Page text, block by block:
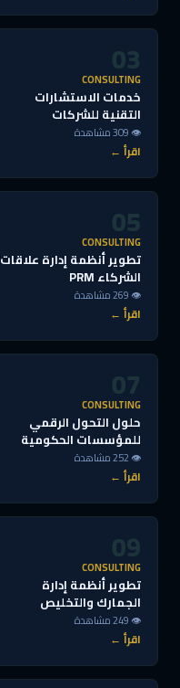
03
CONSULTING
خدمات الاستشارات
التقنية للشركات
👁 309 مشاهدة
اقرأ ←
05
CONSULTING
تطوير أنظمة إدارة علاقات
الشركاء PRM
👁 269 مشاهدة
اقرأ ←
07
CONSULTING
حلول التحول الرقمي
للمؤسسات الحكومية
👁 252 مشاهدة
اقرأ ←
09
CONSULTING
تطوير أنظمة إدارة
الجمارك والتخليص
👁 249 مشاهدة
اقرأ ←